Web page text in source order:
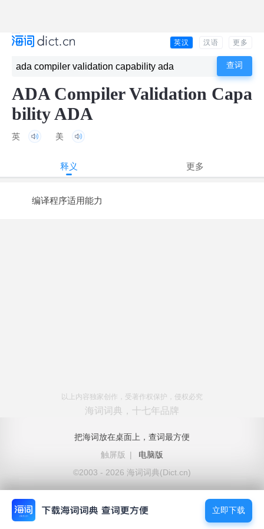
英汉 汉语 更多
ADA Compiler Validation Capa
bility ADA
英 美
释义 更多
编译程序适用能力
以上内容独家创作，受著作权保护，侵权必究
海词词典，十七年品牌
把海词放在桌面上，查词最方便
触屏版
|
电脑版
©2003 - 2026 海词词典(Dict.cn)
立即下载
立即下载